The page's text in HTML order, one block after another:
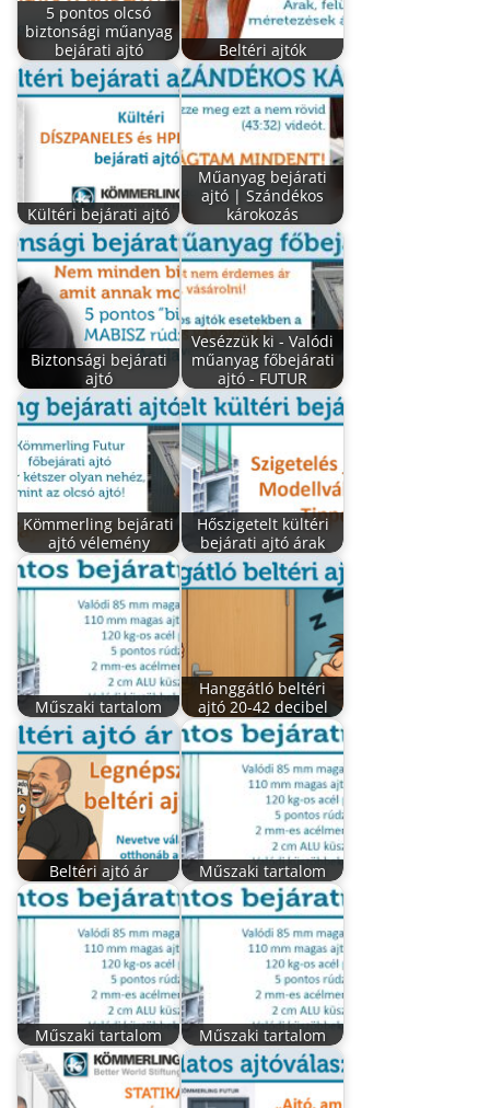
5 pontos olcsó
biztonsági műanyag
bejárati ajtó
Beltéri ajtók
Kültéri bejárati ajtó
Műanyag bejárati
ajtó | Szándékos
károkozás
Biztonsági bejárati
ajtó
Vesézzük ki - Valódi
műanyag főbejárati
ajtó - FUTUR
Kömmerling bejárati
ajtó vélemény
Hőszigetelt kültéri
bejárati ajtó árak
Műszaki tartalom
Hanggátló beltéri
ajtó 20-42 decibel
Beltéri ajtó ár Műszaki tartalom
Műszaki tartalom Műszaki tartalom